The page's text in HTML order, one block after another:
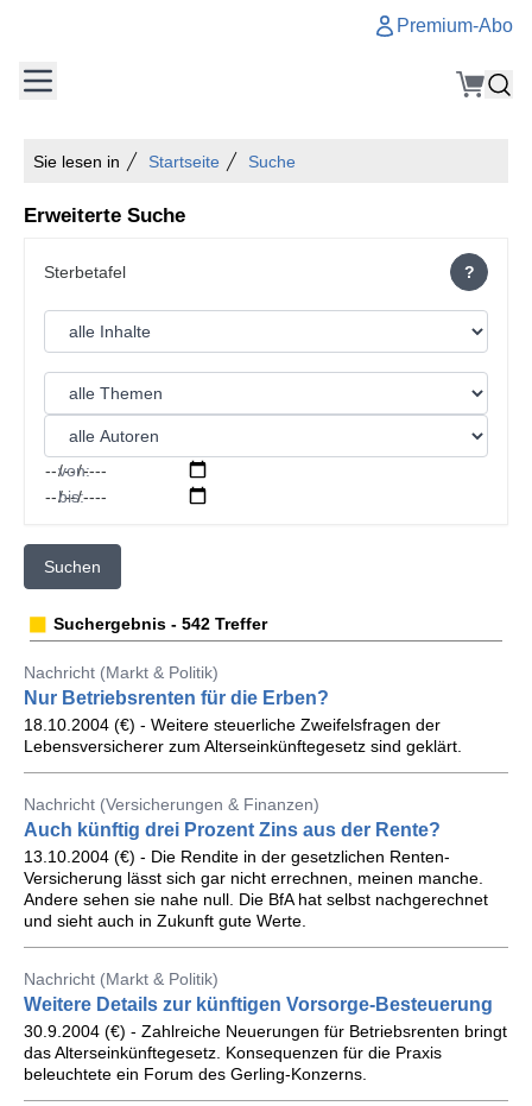
Premium-Abo
Sie lesen in Startseite Suche
Erweiterte Suche
?
von:
bis:
Suchen
Suchergebnis - 542 Treffer
Nachricht (Markt & Politik)
Nur Betriebsrenten für die Erben?
18.10.2004 (€) - Weitere steuerliche Zweifelsfragen der
Lebensversicherer zum Alterseinkünftegesetz sind geklärt.
Nachricht (Versicherungen & Finanzen)
Auch künftig drei Prozent Zins aus der Rente?
13.10.2004 (€) - Die Rendite in der gesetzlichen Renten-
Versicherung lässt sich gar nicht errechnen, meinen manche.
Andere sehen sie nahe null. Die BfA hat selbst nachgerechnet
und sieht auch in Zukunft gute Werte.
Nachricht (Markt & Politik)
Weitere Details zur künftigen Vorsorge-Besteuerung
30.9.2004 (€) - Zahlreiche Neuerungen für Betriebsrenten bringt
das Alterseinkünftegesetz. Konsequenzen für die Praxis
beleuchtete ein Forum des Gerling-Konzerns.